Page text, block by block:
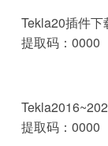
Tekla20插件下
提取码：0000
提取码：0000